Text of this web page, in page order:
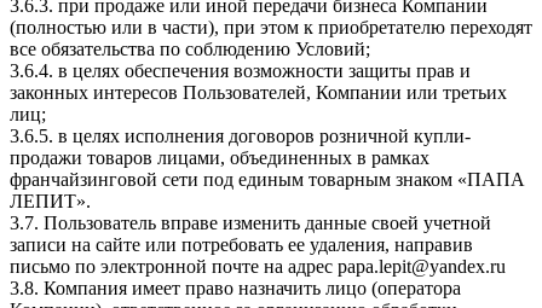
3.6.3. при продаже или иной передачи бизнеса Компании
(полностью или в части), при этом к приобретателю переходят
все обязательства по соблюдению Условий;
3.6.4. в целях обеспечения возможности защиты прав и
законных интересов Пользователей, Компании или третьих
лиц;
3.6.5. в целях исполнения договоров розничной купли-
продажи товаров лицами, объединенных в рамках
франчайзинговой сети под единым товарным знаком «ПАПА
ЛЕПИТ».
3.7. Пользователь вправе изменить данные своей учетной
записи на сайте или потребовать ее удаления, направив
письмо по электронной почте на адрес papa.lepit@yandex.ru
3.8. Компания имеет право назначить лицо (оператора